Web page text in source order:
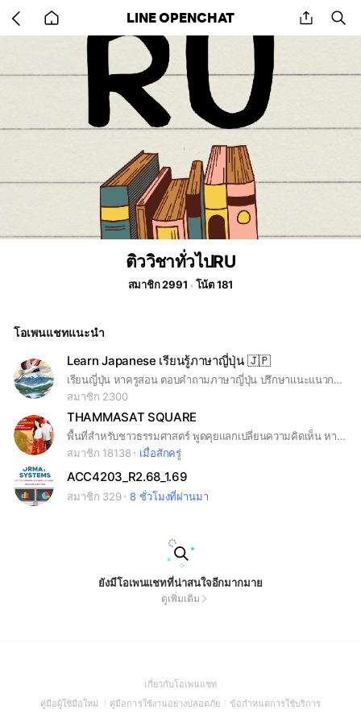
back
to
home
LINE OPENCHAT share
ติววิชาทั่วไปRU
สมาชิก 2991 โน้ต 181
โอเพนแชทแนะนำ
Learn Japanese เรียนรู้ภาษาญี่ปุ่น 🇯🇵
เรียนญี่ปุ่น หาครูสอน ตอบคำถามภาษาญี่ปุ่น ปรึกษาแนะแนวการศึกษาต่อ คุยเรื่องบันเทิงต่างๆ รับสอนมินนะโนะนิฮงโกะ (Minna no Nihongo) ครบจบทุกเล่ม รับงานแปลทั่วไป
สมาชิก 2300
THAMMASAT SQUARE
พื้นที่สำหรับชาวธรรมศาสตร์ พูดคุยแลกเปลี่ยนความคิดเห็น หางานพิเศษ คุยประเด็นต่างๆ แจ้งข่าวสารสำคัญ หาเพื่อน #ธรรมศาสตร์ #ประเทศรังสิต
สมาชิก 18138
เมื่อสักครู่
ACC4203_R2.68_1.69
สมาชิก 329 8 ชั่วโมงที่ผ่านมา
ยังมีโอเพนแชทที่น่าสนใจอีกมากมาย
ดูเพิ่มเติม
เกี่ยวกับโอเพนแชท(Open
in
คู่มือผู้ใช้มือใหม่
(Open
คู่มือการใช้งานอย่างปลอดภัย(Open
ข้อกำหนดการใช้บริการ(Open